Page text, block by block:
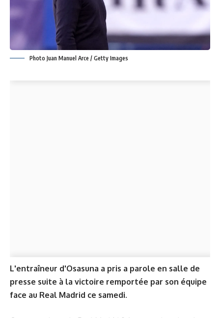
Photo Juan Manuel Arce / Getty Images
L'entraîneur d'Osasuna a pris a parole en salle de
presse suite à la victoire remportée par son équipe
face au Real Madrid ce samedi.